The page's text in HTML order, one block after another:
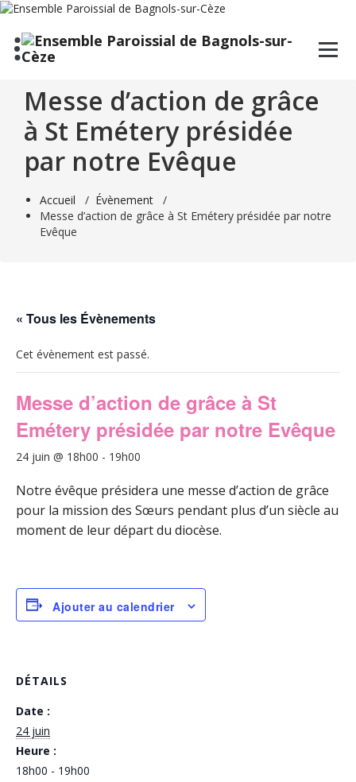
Aller
contenu
Messe d’action de grâce
à St Emétery présidée
par notre Evêque
Accueil / Évènement /
Messe d’action de grâce à St Emétery présidée par notre
Evêque
« Tous les Évènements
Cet évènement est passé.
Messe d’action de grâce à St
Emétery présidée par notre Evêque
24 juin @ 18h00 - 19h00
Notre évêque présidera une messe d’action de grâce
pour la mission des Sœurs pendant plus d’un siècle au
moment de leur départ du diocèse.
Ajouter au calendrier
DÉTAILS
Date :
24 juin
Heure :
18h00 - 19h00